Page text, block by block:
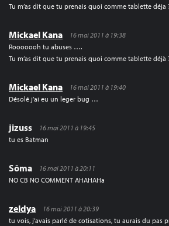
Tu m’as dit que tu prenais quoi comme tablette déja
Mickael Kana
16 mai 2011 à 19:38
Rooooooh tu abuses ….
Tu m’as dit que tu prenais quoi comme tablette déjà
Mickael Kana
16 mai 2011 à 19:40
Désolé j’ai eu un leger bug …
jizuss
16 mai 2011 à 19:45
tu es Batman
Sôma
16 mai 2011 à 20:11
NO CB NO COMMENT AHAHAHa
zeldya
16 mai 2011 à 20:39
tu vois, j’avais parlé de cotisations, tu aurais du pas